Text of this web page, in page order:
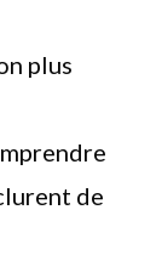
plus
de